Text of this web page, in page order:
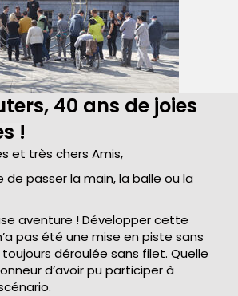
40 ans de joies
!
et très chers Amis,
de passer la main, la balle ou la
aventure ! Développer cette
pas été une mise en piste sans
déroulée sans filet. Quelle
d’avoir pu participer à